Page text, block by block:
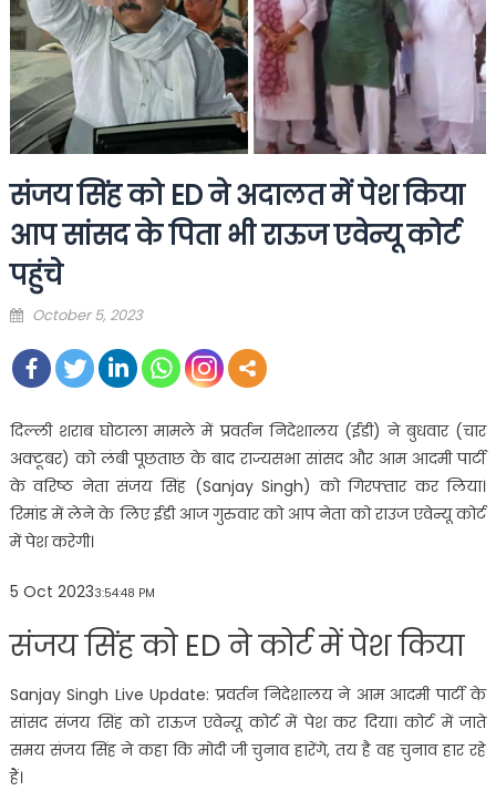
संजय सिंह को ED ने अदालत में पेश किया
आप सांसद के पिता भी राऊज एवेन्यू कोर्ट
पहुंचे
Posted
October 5, 2023
दिल्ली शराब घोटाला मामले में प्रवर्तन निदेशालय (ईडी) ने बुधवार (चार
अक्टूबर) को लंबी पूछताछ के बाद राज्यसभा सांसद और आम आदमी पार्टी
के वरिष्ठ नेता संजय सिंह (Sanjay Singh) को गिरफ्तार कर लिया।
रिमांड में लेने के लिए ईडी आज गुरुवार को आप नेता को राउज एवेन्यू कोर्ट
में पेश करेगी।
5 Oct 20233:54:48 PM
संजय सिंह को ED ने कोर्ट में पेश किया
Sanjay Singh Live Update: प्रवर्तन निदेशालय ने आम आदमी पार्टी के
सांसद संजय सिंह को राऊज एवेन्यू कोर्ट में पेश कर दिया। कोर्ट में जाते
समय संजय सिंह ने कहा कि मोदी जी चुनाव हारेंगे, तय है वह चुनाव हार रहे
हैं।